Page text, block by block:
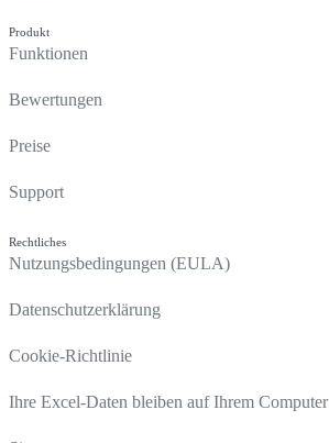
Produkt
Funktionen
Bewertungen
Preise
Support
Rechtliches
Nutzungsbedingungen (EULA)
Datenschutzerklärung
Cookie-Richtlinie
Ihre Excel-Daten bleiben auf Ihrem Computer